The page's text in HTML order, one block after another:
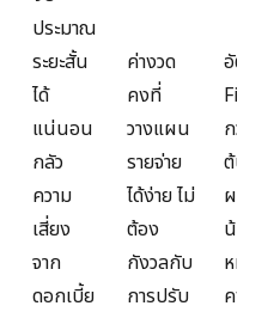
ประมาณ
ระยะสั้น
ได้
แน่นอน
กลัว
ความ
เสี่ยง
จาก
ดอกเบี้ย
ค่างวด
คงที่
วางแผน
รายจ่าย
ได้ง่าย ไม่
ต้อง
กังวลกับ
การปรับ
อัตราใ
Fixed
กว่าอัต
ต้นขอ
ผสมเ
น้อย แ
หมดช่
คงที่